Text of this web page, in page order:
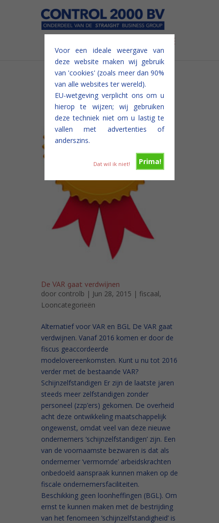
Voor een ideale weergave van
deze website maken wij gebruik
van 'cookies' (zoals meer dan 90%
van alle websites ter wereld).
EU-wetgeving verplicht ons om u
hierop te wijzen; wij gebruiken
deze techniek niet om u lastig te
vallen met advertenties of
anderszins.
Prima!
Dat wil ik niet!
De VAR gaat verdwijnen
door controlb | Jun 28, 2015 | fiscaal,
Looncategorieën
Alternatief voor VAR en BGL De VAR gaat
verdwijnen. Vanaf 2016 komen er door de
fiscus geaccordeerde
modelovereenkomsten. Kunt u nu tot 2016
verder met de bestaande VAR?
Schijnzelfstandigen Er zijn de laatste jaren
steeds meer zelfstandigen zonder
personeel (zzp’ers) gekomen. De overheid
acht deze ontwikkeling maatschappelijk
ongewenst, omdat veel van deze nieuwe
ondernemers ‘schijnzelfstandigen’ zijn. Een
van de voornaamste bezwaren is dat als
ondernemer ‘vermomde’ arbeidskrachten
onbedoeld aanspraak kunnen maken op de
fiscale ondernemersfaciliteiten.
Beschikking geen loonheffingen (BGL). Om
ernst te kunnen maken met de bestrijding
van het fenomeen ‘schijnzelfstandigheid’ is